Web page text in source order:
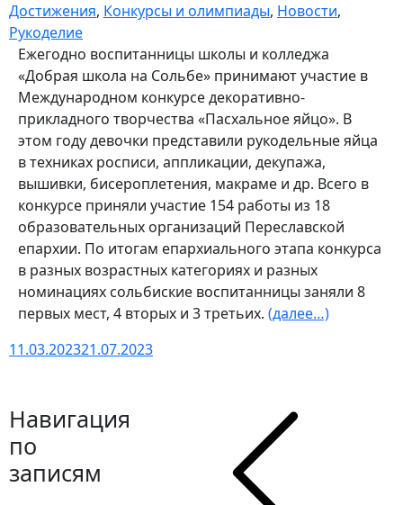
Достижения, Конкурсы и олимпиады, Новости,
Рукоделие
Ежегодно воспитанницы школы и колледжа
«Добрая школа на Сольбе» принимают участие в
Международном конкурсе декоративно-
прикладного творчества «Пасхальное яйцо». В
этом году девочки представили рукодельные яйца
в техниках росписи, аппликации, декупажа,
вышивки, бисероплетения, макраме и др. Всего в
конкурсе приняли участие 154 работы из 18
образовательных организаций Переславской
епархии. По итогам епархиального этапа конкурса
в разных возрастных категориях и разных
номинациях сольбиские воспитанницы заняли 8
первых мест, 4 вторых и 3 третьих. (далее…)
11.03.202321.07.2023
Навигация
по
записям